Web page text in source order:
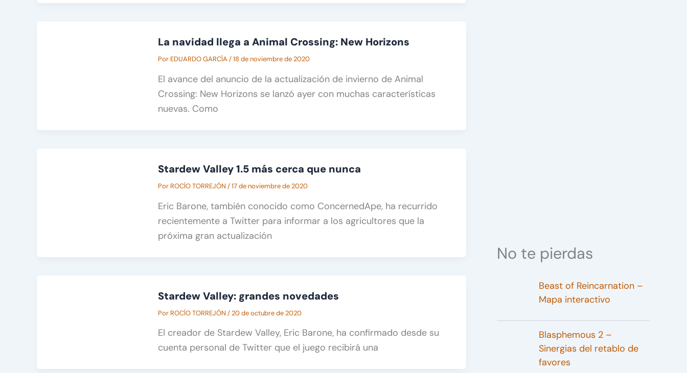
La navidad llega a Animal Crossing: New Horizons
Por EDUARDO GARCÍA /18 de noviembre de 2020
El avance del anuncio de la actualización de invierno de Animal
Crossing: New Horizons se lanzó ayer con muchas características
nuevas. Como
Stardew Valley 1.5 más cerca que nunca
Por ROCÍO TORREJÓN /17 de noviembre de 2020
Eric Barone, también conocido como ConcernedApe, ha recurrido
recientemente a Twitter para informar a los agricultores que la
próxima gran actualización
Stardew Valley: grandes novedades
Por ROCÍO TORREJÓN /20 de octubre de 2020
El creador de Stardew Valley, Eric Barone, ha confirmado desde su
cuenta personal de Twitter que el juego recibirá una
No te pierdas
Beast of Reincarnation –
Mapa interactivo
Blasphemous 2 –
Sinergias del retablo de
favores